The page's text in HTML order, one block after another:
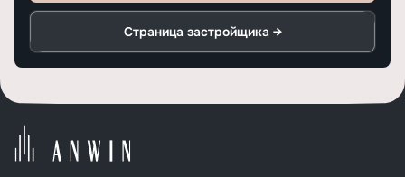
Страница застройщика →